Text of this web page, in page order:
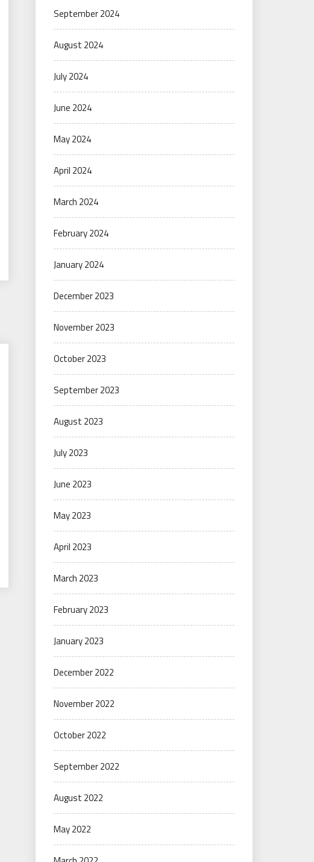
September 2024
August 2024
July 2024
June 2024
May 2024
April 2024
March 2024
February 2024
January 2024
December 2023
November 2023
October 2023
September 2023
August 2023
July 2023
June 2023
May 2023
April 2023
March 2023
February 2023
January 2023
December 2022
November 2022
October 2022
September 2022
August 2022
May 2022